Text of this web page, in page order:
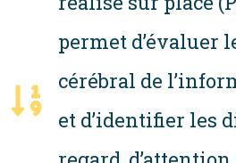
permet d’évaluer
cérébral de
et d’identifier les